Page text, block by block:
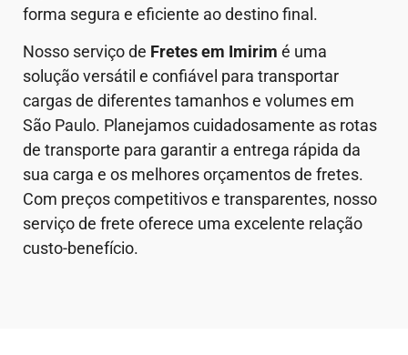
forma segura e eficiente ao destino final.
Nosso serviço de Fretes em Imirim é uma
solução versátil e confiável para transportar
cargas de diferentes tamanhos e volumes em
São Paulo. Planejamos cuidadosamente as rotas
de transporte para garantir a entrega rápida da
sua carga e os melhores orçamentos de fretes.
Com preços competitivos e transparentes, nosso
serviço de frete oferece uma excelente relação
custo-benefício.